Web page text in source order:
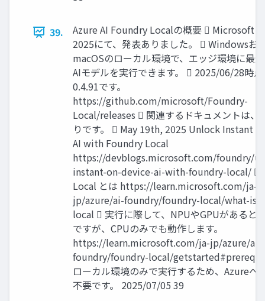
39.
Azure AI Foundry Localの概要  Microsoft
2025にて、発表ありました。  Windowsお
macOSのローカル環境で、エッジ環境に最
AIモデルを実行できます。  2025/06/28時
0.4.91です。
https://github.com/microsoft/Foundry-
Local/releases  関連するドキュメントは、
りです。  May 19th, 2025 Unlock Instant
AI with Foundry Local
https://devblogs.microsoft.com/foundry/
instant-on-device-ai-with-foundry-local/ 
Local とは https://learn.microsoft.com/ja-
jp/azure/ai-foundry/foundry-local/what-is-
local  実行に際して、NPUやGPUがあると
ですが、CPUのみでも動作します。
https://learn.microsoft.com/ja-jp/azure/ai-
foundry/foundry-local/
ローカル環境のみで実行するため、Azureへ
不要です。 2025/07/05 39